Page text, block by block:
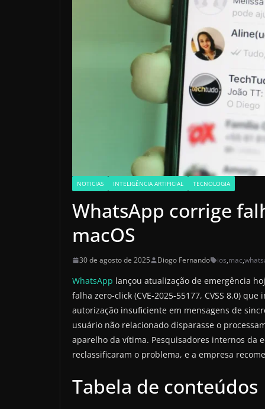
NOTICIAS INTELIGÊNCIA ARTIFICIAL TECNOLOGIA
WhatsApp corrige
macOS
30 de agosto de 2025 Diogo Fernando ios,mac,
WhatsApp lançou atualização de emergência
falha zero-click (CVE-2025-55177, CVSS 8.0)
autorização insuficiente em mensagens de
usuário não relacionado disparasse o
aparelho da vítima. Pesquisadores internos da
reclassificaram o problema, e a empresa
Tabela de conteúdos